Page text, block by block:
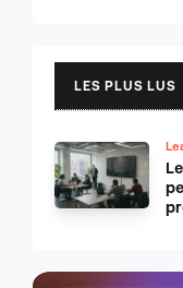
LES PLUS LUS